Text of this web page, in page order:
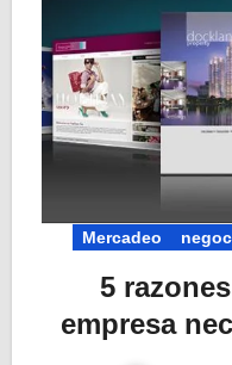
Mercadeo
5
empresa